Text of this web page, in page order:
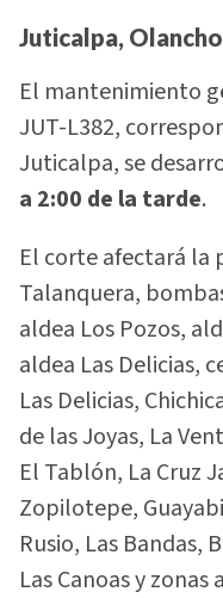
Juticalpa, Olancho
El mantenimiento
JUT-L382,
Juticalpa, se
a 2:00 de la tarde.
El corte afectará la
Talanquera,
aldea Los Pozos,
aldea Las Delicias,
Las Delicias,
de las Joyas, La
El Tablón, La Cruz
Zopilotepe,
Rusio, Las Bandas,
Las Canoas y zonas